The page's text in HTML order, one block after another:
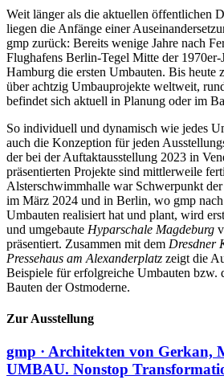
Weit länger als die aktuellen öffentlichen
liegen die Anfänge einer
gmp zurück: Bereits wenige Jahre nach
Flughafens Berlin-Tegel Mitte der 1970er-
Hamburg die ersten Umbauten. Bis heute
über achtzig Umbauprojekte weltweit,
befindet sich aktuell in Planung oder im
So individuell und dynamisch wie jedes
auch die Konzeption für jeden
der bei der Auftaktausstellung 2023 in
präsentierten Projekte sind mittlerweile
Alsterschwimmhalle war Schwerpunkt
im März 2024 und in Berlin, wo gmp
Umbauten realisiert hat und plant, wird
und umgebaute Hyparschale Magdeburg
präsentiert. Zusammen mit dem Dresdner
Pressehaus am Alexanderplatz zeigt die
Beispiele für erfolgreiche Umbauten bzw.
Bauten der Ostmoderne.
Zur Ausstellung
gmp · Architekten von Gerkan,
UMBAU. Nonstop